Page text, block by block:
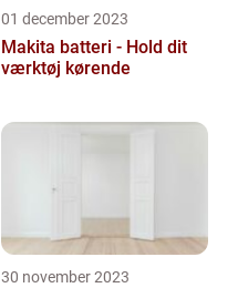
01 december 2023
Makita batteri - Hold dit
værktøj kørende
30 november 2023